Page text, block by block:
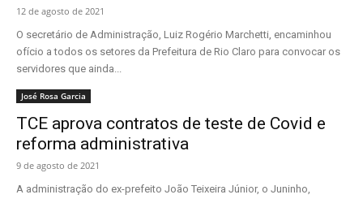
12 de agosto de 2021
O secretário de Administração, Luiz Rogério Marchetti, encaminhou
ofício a todos os setores da Prefeitura de Rio Claro para convocar os
servidores que ainda...
José Rosa Garcia
TCE aprova contratos de teste de Covid e
reforma administrativa
9 de agosto de 2021
A administração do ex-prefeito João Teixeira Júnior, o Juninho,